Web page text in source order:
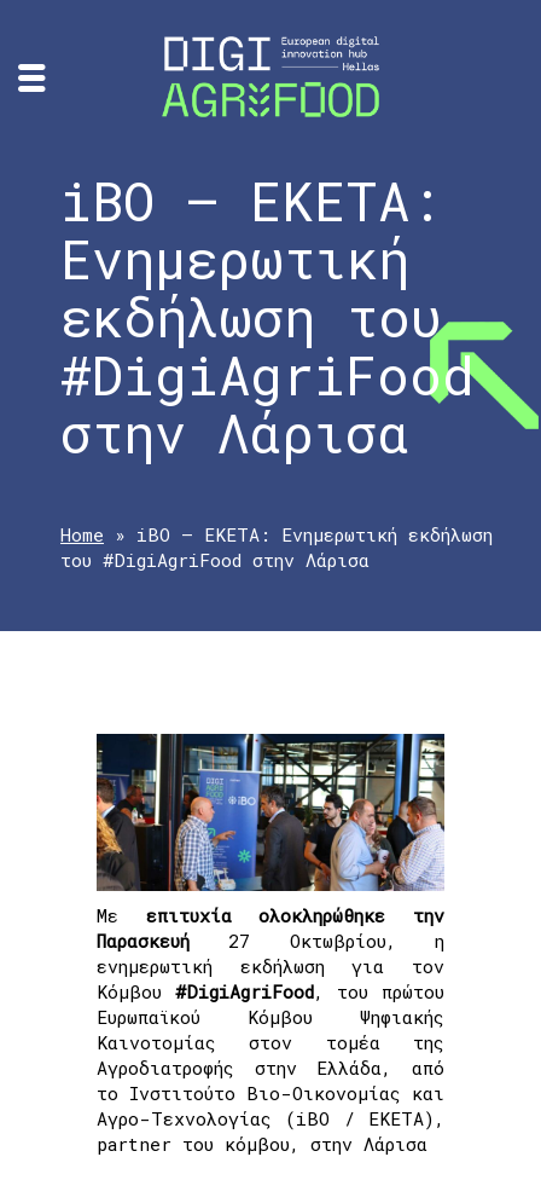
iBO – ΕΚΕΤΑ:
Ενημερωτική
εκδήλωση του
#DigiAgriFood
στην Λάρισα
Home » iBO – ΕΚΕΤΑ: Ενημερωτική εκδήλωση
του #DigiAgriFood στην Λάρισα
Με επιτυχία ολοκληρώθηκε την
Παρασκευή 27 Οκτωβρίου, η
ενημερωτική εκδήλωση για τον
Κόμβου #DigiAgriFood, του πρώτου
Ευρωπαϊκού Κόμβου Ψηφιακής
Καινοτομίας στον τομέα της
Αγροδιατροφής στην Ελλάδα, από
το Ινστιτούτο Βιο-Οικονομίας και
Αγρο-Τεχνολογίας (iBO / ΕΚΕΤΑ),
partner του κόμβου, στην Λάρισα